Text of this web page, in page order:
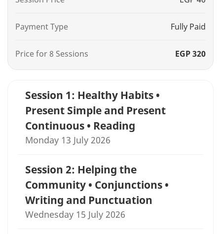
Session 1: Healthy Habits •
Present Simple and Present
Continuous • Reading
Monday 13 July 2026
Session 2: Helping the
Community • Conjunctions •
Writing and Punctuation
Wednesday 15 July 2026
Payment Type Fully Paid
Price for 8 Sessions EGP 320